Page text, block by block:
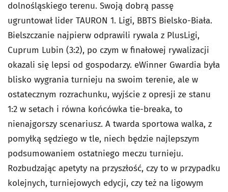
dolnośląskiego terenu. Swoją dobrą passę
ugruntował lider TAURON 1. Ligi, BBTS Bielsko-Biała.
Bielszczanie najpierw odprawili rywala z PlusLigi,
Cuprum Lubin (3:2), po czym w finałowej rywalizacji
okazali się lepsi od gospodarzy. eWinner Gwardia była
blisko wygrania turnieju na swoim terenie, ale w
ostatecznym rozrachunku, wyjście z opresji ze stanu
1:2 w setach i równa końcówka tie-breaka, to
nienajgorszy scenariusz. A twarda sportowa walka, z
pomyłką sędziego w tle, niech będzie najlepszym
podsumowaniem ostatniego meczu turnieju.
Rozbudzając apetyty na przyszłość, czy to w przypadku
kolejnych, turniejowych edycji, czy też na ligowym